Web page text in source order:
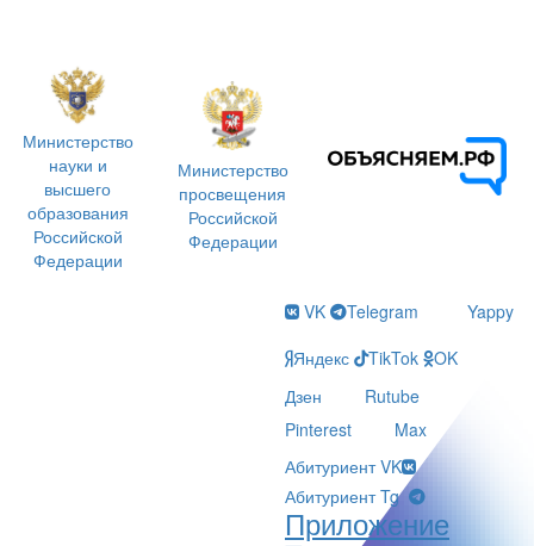
Министерство
науки и
высшего
образования
Российской
Федерации
Министерство
просвещения
Российской
Федерации
VK Telegram
Yappy
Яндекс
TikTok
OK
Дзен
Rutube
Pinterest
Max
Абитуриент VK
Абитуриент Tg
Приложение